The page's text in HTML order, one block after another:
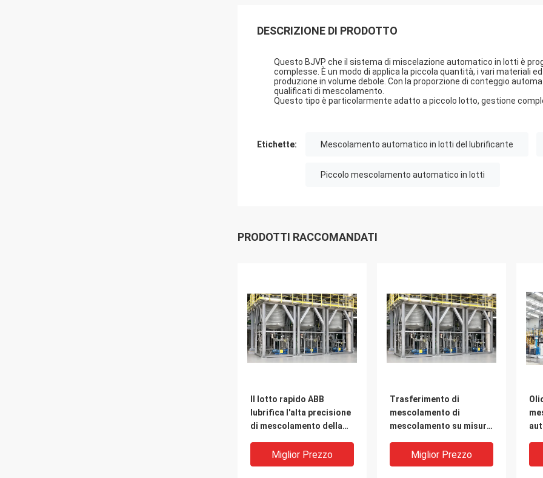
DESCRIZIONE DI PRODOTTO
Questo BJVP che il sistema di miscelazione automatico in lotti è
complesse. È un modo di applica la piccola quantità, i vari materiali
produzione in volume debole. Con la proporzione di conteggio
qualificati di mescolamento.
Questo tipo è particolarmente adatto a piccolo lotto, gestione
Etichette: Mescolamento automatico in lotti del lubrificante
Piccolo mescolamento automatico in lotti
PRODOTTI RACCOMANDATI
Il lotto rapido ABB
lubrifica l'alta precisione
di mescolamento della
sistemaMiglior Prezzo
Trasferimento di
mescolamento di
mescolamento su misura
del lubrificante della
pianta dell'olio
Miglior Prezzo